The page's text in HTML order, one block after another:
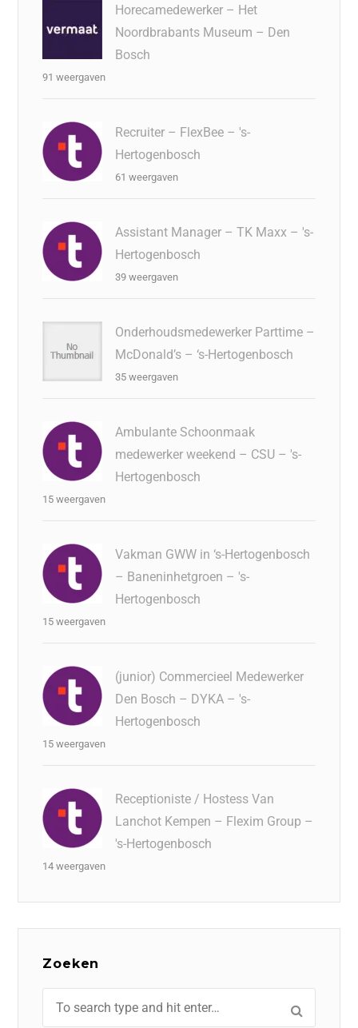
Horecamedewerker – Het
Noordbrabants Museum – Den
Bosch
91 weergaven
Recruiter – FlexBee – 's-
Hertogenbosch
61 weergaven
Assistant Manager – TK Maxx – 's-
Hertogenbosch
39 weergaven
Onderhoudsmedewerker Parttime –
McDonald’s – ‘s-Hertogenbosch
35 weergaven
Ambulante Schoonmaak
medewerker weekend – CSU – 's-
Hertogenbosch
15 weergaven
Vakman GWW in ‘s-Hertogenbosch
– Baneninhetgroen – 's-
Hertogenbosch
15 weergaven
(junior) Commercieel Medewerker
Den Bosch – DYKA – 's-
Hertogenbosch
15 weergaven
Receptioniste / Hostess Van
Lanchot Kempen – Flexim Group –
's-Hertogenbosch
14 weergaven
Zoeken